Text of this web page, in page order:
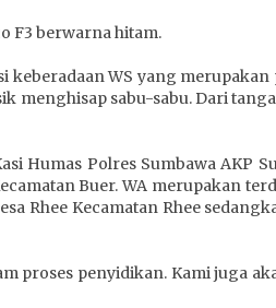
F3 berwarna hitam.
WS yang
menghisap sabu-sabu. Dari
Humas Polres Sumbawa AKP
Buer. WA merupakan
Rhee Kecamatan Rhee
proses penyidikan. Kami juga